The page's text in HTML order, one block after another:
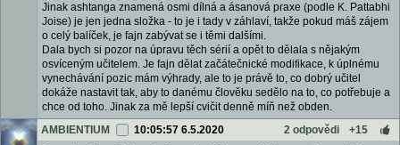
Jinak ashtanga znamená osmi dílná a ásanová praxe (podle K. Pattabhi
Joise) je jen jedna složka - to je i tady v záhlaví, takže pokud máš zájem
o celý balíček, je fajn zabývat se i těmi dalšími.
Dala bych si pozor na úpravu těch sérií a opět to dělala s nějakým
osvíceným učitelem. Je fajn dělat začátečnické modifikace, k úplnému
vynechávání pozic mám výhrady, ale to je právě to, co dobrý učitel
dokáže nastavit tak, aby to danému člověku sedělo na to, co potřebuje a
chce od toho. Jinak za mě lepší cvičit denně míň než obden.
AMBIENTIUM
10:05:57 6.5.2020 2 odpovědi
+15